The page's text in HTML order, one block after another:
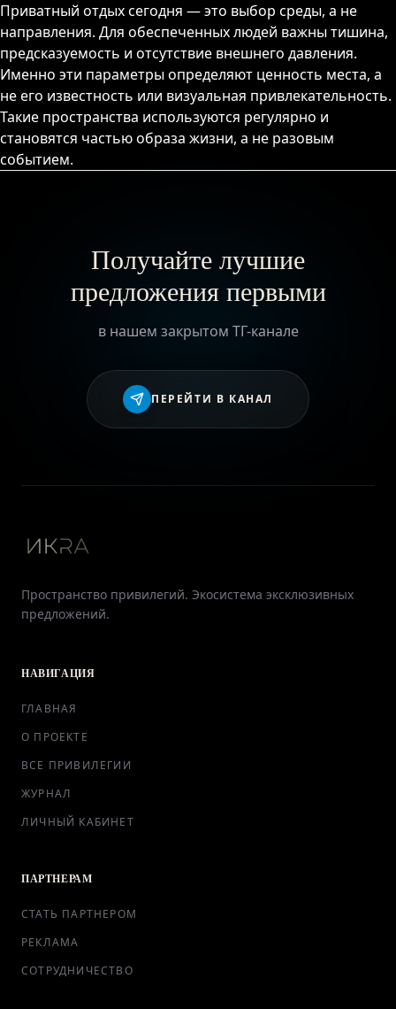
Приватный отдых сегодня — это выбор среды, а не
направления. Для обеспеченных людей важны тишина,
предсказуемость и отсутствие внешнего давления.
Именно эти параметры определяют ценность места, а
не его известность или визуальная привлекательность.
Такие пространства используются регулярно и
становятся частью образа жизни, а не разовым
событием.
Получайте лучшие
предложения первыми
в нашем закрытом ТГ-канале
ПЕРЕЙТИ В КАНАЛ
Пространство привилегий. Экосистема эксклюзивных
предложений.
НАВИГАЦИЯ
ГЛАВНАЯ
О ПРОЕКТЕ
ВСЕ ПРИВИЛЕГИИ
ЖУРНАЛ
ЛИЧНЫЙ КАБИНЕТ
ПАРТНЕРАМ
СТАТЬ ПАРТНЕРОМ
РЕКЛАМА
СОТРУДНИЧЕСТВО